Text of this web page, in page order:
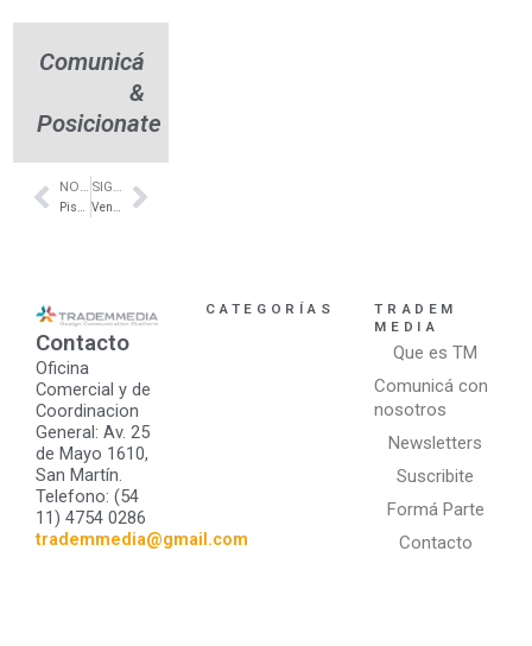
Comunicá
&
Posicionate
Prev
NOTA ANTERIOR SIGUIENTE NOTA Next
Contacto
Oficina
Comercial y de
Coordinacion
General: Av. 25
de Mayo 1610,
San Martín.
Telefono: (54
11) 4754 0286
trademmedia@gmail.com
CATEGORÍAS
TRADEM
MEDIA
Que es TM
Comunicá con
nosotros
Newsletters
Suscribite
Formá Parte
Contacto